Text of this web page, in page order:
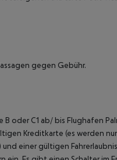
gegen Gebühr.
oder C1 ab/ bis Flughafen
Kreditkarte (es werden nur
einer gültigen